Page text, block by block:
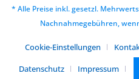
* Alle Preise inkl. gesetzl.
Nachnahmegebühren,
Cookie-Einstellungen
Datenschutz
Impressum